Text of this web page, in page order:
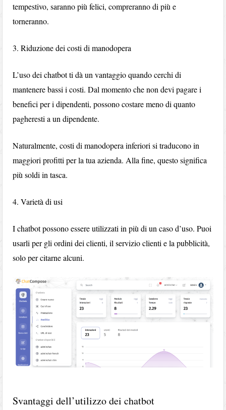
tempestivo, saranno più felici, compreranno di più e
torneranno.
3. Riduzione dei costi di manodopera
L’uso dei chatbot ti dà un vantaggio quando cerchi di
mantenere bassi i costi. Dal momento che non devi pagare i
benefici per i dipendenti, possono costare meno di quanto
pagheresti a un dipendente.
Naturalmente, costi di manodopera inferiori si traducono in
maggiori profitti per la tua azienda. Alla fine, questo significa
più soldi in tasca.
4. Varietà di usi
I chatbot possono essere utilizzati in più di un caso d’uso. Puoi
usarli per gli ordini dei clienti, il servizio clienti e la pubblicità,
solo per citarne alcuni.
Svantaggi dell’utilizzo dei chatbot